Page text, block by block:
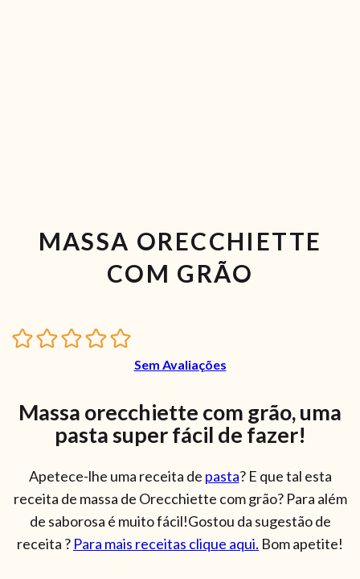
MASSA ORECCHIETTE
COM GRÃO
Sem Avaliações
Massa orecchiette com grão, uma
pasta super fácil de fazer!
Apetece-lhe uma receita de pasta? E que tal esta
receita de massa de Orecchiette com grão? Para além
de saborosa é muito fácil!Gostou da sugestão de
receita ? Para mais receitas clique aqui. Bom apetite!